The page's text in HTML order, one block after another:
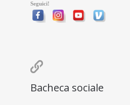
Seguici!

Bacheca sociale